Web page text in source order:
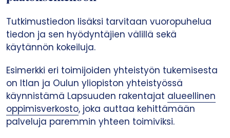
Tutkimustiedon lisäksi tarvitaan vuoropuhelua
tiedon ja sen hyödyntäjien välillä sekä
käytännön kokeiluja.
Esimerkki eri toimijoiden yhteistyön tukemisesta
on Itlan ja Oulun yliopiston yhteistyössä
käynnistämä Lapsuuden rakentajat alueellinen
oppimisverkosto, joka auttaa kehittämään
palveluja paremmin yhteen toimiviksi.